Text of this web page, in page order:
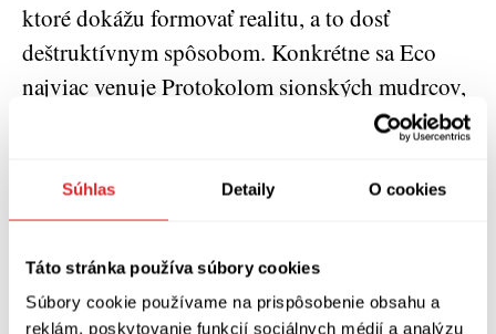
Súhlas Detaily O cookies
Táto stránka používa súbory cookies
Súbory cookie používame na prispôsobenie obsahu a
reklám, poskytovanie funkcií sociálnych médií a analýzu
ktoré dokážu formovať realitu, a to dosť
deštruktívnym spôsobom. Konkrétne sa Eco
najviac venuje Protokolom sionských mudrcov,
ich genéze previazanej na politické sprisahania,
Mix fikcie, nenávisti, politického štvania a
snahy o kompromitáciu protivníkov vyústil do
diela, ktoré ešte aj v súčasnosti niektorí úplne
popletení ľudia považujú za skutočnosť.